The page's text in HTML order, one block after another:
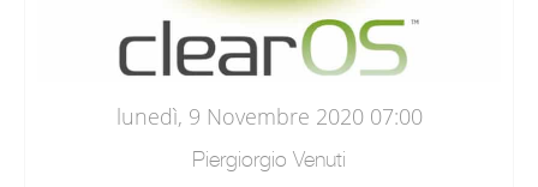
lunedì, 9 Novembre 2020 07:00
Piergiorgio Venuti